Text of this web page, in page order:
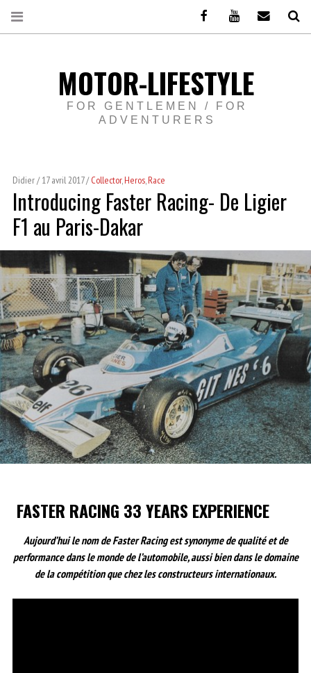
MOTOR-LIFESTYLE
FOR GENTLEMEN / FOR
ADVENTURERS
Didier 17 avril 2017 Collector,Heros,Race
Introducing Faster Racing- De Ligier
F1 au Paris-Dakar
FASTER RACING 33 YEARS EXPERIENCE
Aujourd’hui le nom de Faster Racing est synonyme de qualité et de
performance dans le monde de l’automobile, aussi bien dans le domaine
de la compétition que chez les constructeurs internationaux.
Facebook Youtube Email